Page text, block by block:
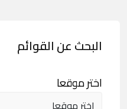
البحث عن القوائم
اختر موقعا